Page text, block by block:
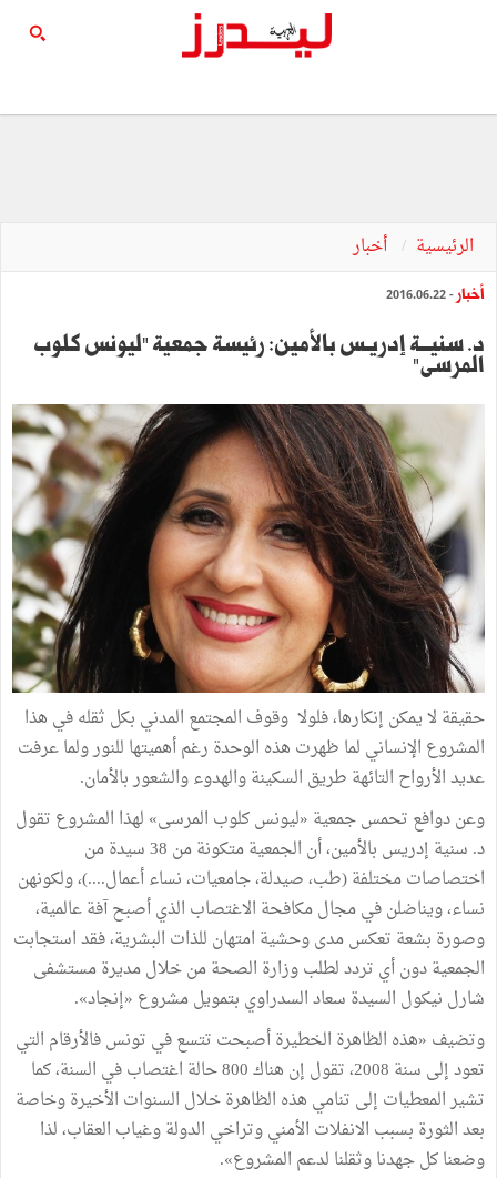
الرئيسية أخبار
أخبار - 2016.06.22
‬المرسى"
حقيقة لايمكن إنكارها،فلولا وقوف المجتمع المدني بكل ثقلهفي هذا
المشروع الإنساني لما ظهرت هذه الوحدة رغمأهميتها للنورولماعرفت
عديدالأرواح التائهة طريق السكينةوالهدوءوالشعوربالأمان.
وعندوافع تحمسجمعية «ليونسكلوب المرسى» لهذا المشروع تقول
د. سنية إدريس بالأمين،أن الجمعيةمتكونةمن 38سيدةمن
اختصاصاتمختلفة(طب،صيدلة،جامعيات،نساءأعمال....)،ولكونهن
نساء،ويناضلنفيمجالمكافحة الاغتصاب الذيأصبحآفةعالمية،
وصورة بشعة تعكسمدىوحشية امتهان للذات البشرية،فقداستجابت
الجمعيةدونأي ترددلطلبوزارة الصحةمنخلالمديرةمستشفى
شارل نيكول السيدة سعادالسدراوي بتمويلمشروع «إنجاد»
.
وتضيف «هذه الظاهرة الخطيرةأصبحت تتسعفي تونسفالأرقام التي
تعودإلى سنة 2008، تقول إن هناك800حالة اغتصابفي السنة،كما
تشيرالمعطيات إلى تنامي هذه الظاهرةخلال السنوات الأخيرةوخاصة
بعدالثورة بسبب الانفلات الأمنيوتراخي الدولةوغياب العقاب،لذا
وضعناكلجهدناوثقلنا لدعم المشروع»
.